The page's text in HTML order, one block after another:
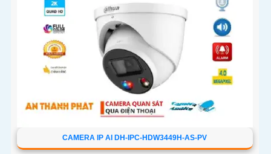
CAMERA IP AI DH-IPC-HDW3449H-AS-PV